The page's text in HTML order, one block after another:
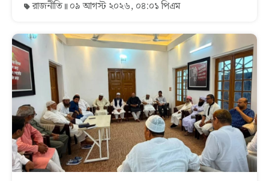
রাজনীতি ০৯ আগস্ট ২০২৬, ০৪:০১ পিএম